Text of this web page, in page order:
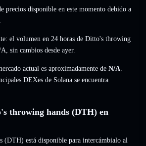
precios disponible en este momento debido a
el volumen en 24 horas de Ditto's throwing
A, sin cambios desde ayer.
actual es aproximadamente de N/A.
DEXes de Solana se encuentra
throwing hands (DTH) en
(DTH) está disponible para intercámbialo al